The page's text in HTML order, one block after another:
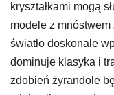
kryształkami mogą
modele z
światło doskonale
dominuje klasyka i
zdobień żyrandole